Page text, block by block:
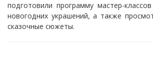
подготовили программу мастер-
новогодних украшений, а также
сказочные сюжеты.